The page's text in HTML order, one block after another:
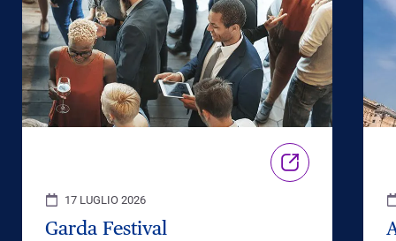
17 LUGLIO 2026
Garda Festival